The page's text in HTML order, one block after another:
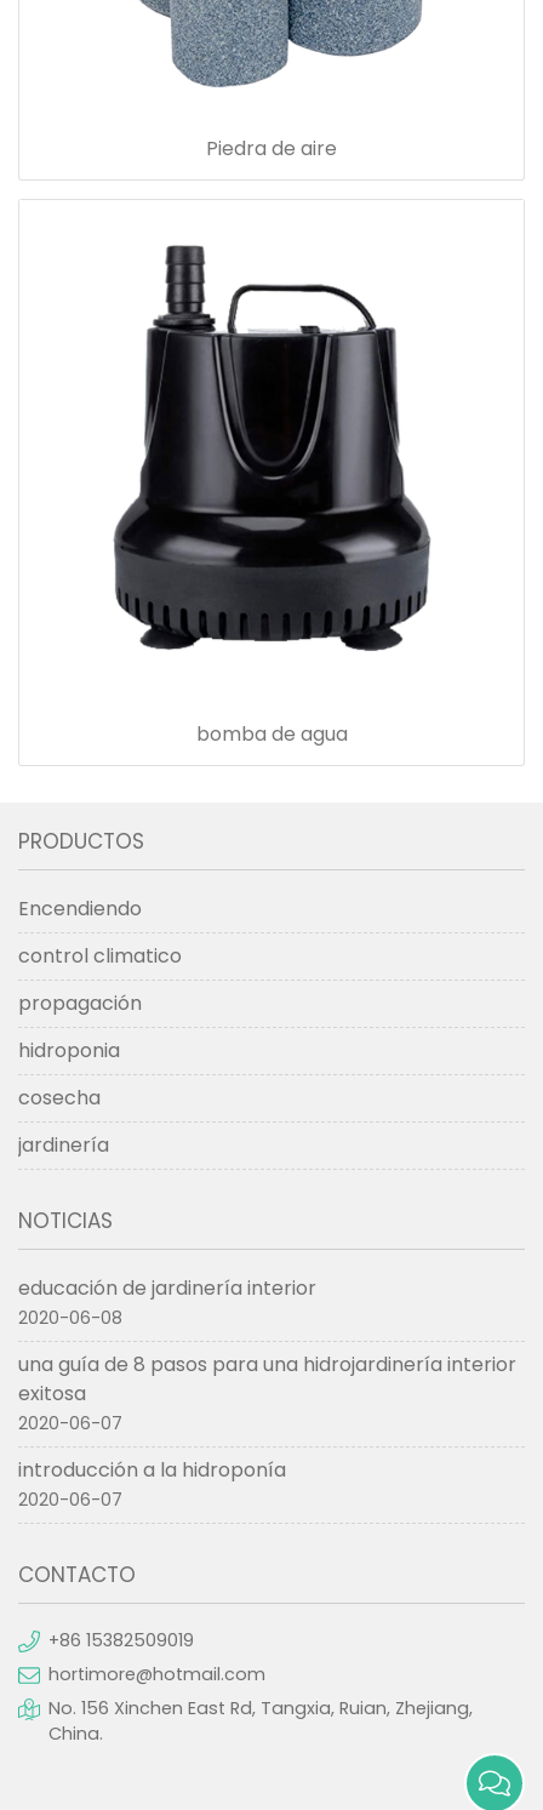
Piedra de aire
bomba de agua
PRODUCTOS
Encendiendo
control climatico
propagación
hidroponia
cosecha
jardinería
NOTICIAS
educación de jardinería interior
2020-06-08
una guía de 8 pasos para una hidrojardinería interior
exitosa
2020-06-07
introducción a la hidroponía
2020-06-07
CONTACTO
+86 15382509019
hortimore@hotmail.com
No. 156 Xinchen East Rd, Tangxia, Ruian, Zhejiang,
China.